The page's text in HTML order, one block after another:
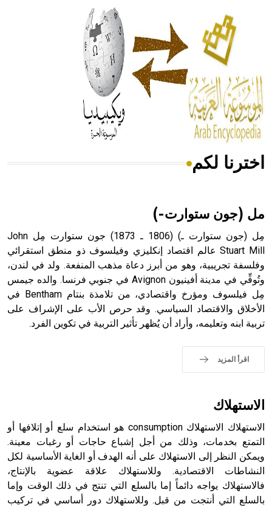
الحكم، الأدلة، تنظيم التغذية، ورسالته في جروح الرأس. ويعود
له الفضل بأنه حرر الطب من الدين والفلسفة.
- هل تعلم أن المرجان إفراز حيواني يتكون في البحر ويتركب
من مادة كربونات الكلسيوم، وهو أحمر أو شديد الحمرة وهو
أجود أنواعه، ويمتاز بكبر الحجم ويسمى الش
هل تعلم أن الأبسيد كلمة فرنسية اللفظ تم اعتمادها مصطلحاً
- هل تعلم أن أبجر Abgar اسم معروف جيداً يعود إلى عدد من
الملوك الذين حكموا مدينة إديسا (الرها) من أبجر الأول وحتى
التاسع، وهم ينتسبون إلى أسرة أوسروين
اخترنا لكم
مل (جون ستوارت-)
مِل (جون ستوارت ـ) (1806 ـ 1873) جون ستوارت مِل John
Stuart Mill عالم اقتصاد إنكليزي وفيلسوف ذو منطق استقرائي
وفلسفة تجريبية، وهو من أبرز دعاة مذهب المنفعة. ولد في لندن،
وتُوفِّي في مدينة أفينيون Avignon في جنوبي فرنسا. والده جيمس
مِل فيلسوف ومؤرخ واقتصادي، من تلامذة بنتام Bentham في
الأخلاق والاقتصاد السياسي. وقد حرص الأب على الإشراف على
تربية ابنه وتعليمه، وأراد أن يُظهر تأثير التربية في تكوين الفرد.
اقرأ المزيد
الاستهلاك
الاستهلاك الاستهلاك consumption هو استخدام سلع أو إتلافها أو
التمتع بخدمات، وذلك من أجل إشباع حاجات أو رغبات معينة.
ويمكن النظر إلى الاستهلاك على أنه الهدف أو الغاية الأساسية لكل
النشاطات الاقتصادية. وللاستهلاك علاقة عضوية بالإنتاج،
فالاستهلاك يواجه دائماً إما بالسلع التي تنتج في ذلك الوقت وإما
بالسلع التي أنتجت من قبل. وللاستهلاك دور أساسي في تركيب